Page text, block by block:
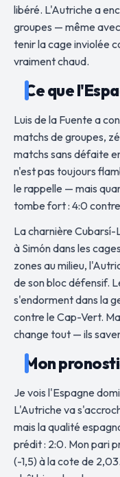
libéré. L'Autriche a
groupes — même
tenir la cage inviolée
vraiment chaud.
Ce que
Luis de la Fuente a
matchs de groupes,
matchs sans défaite
n'est pas toujours
le rappelle — mais
tombe fort : 4:0
La charnière
à Simón dans les
zones au milieu,
de son bloc défensif.
s'endorment dans la
contre le Cap-Vert.
change tout — ils
Mon
Je vois l'Espagne
L'Autriche va
mais la qualité
prédit : 2:0. Mon pari
(-1,5) à la cote de